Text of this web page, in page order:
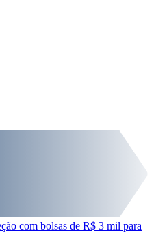
com bolsas de R$ 3 mil para